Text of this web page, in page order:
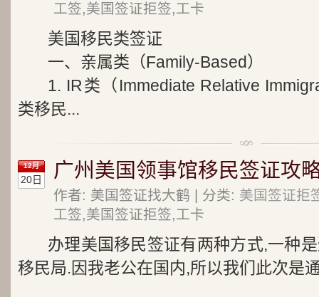
工签,美国签证拒签,工卡
美国移民类签证
一、亲属类（Family-Based）
1. IR类（Immediate Relative
类移民...
12月
20日 广州美国领事馆移民签证攻
作者: 美国签证找大鹤 | 分类: 美国签证拒
工签,美国签证拒签,工卡
办理美国移民签证有两种方式,一种
移民局.因我老公在国内,所以我们此次是